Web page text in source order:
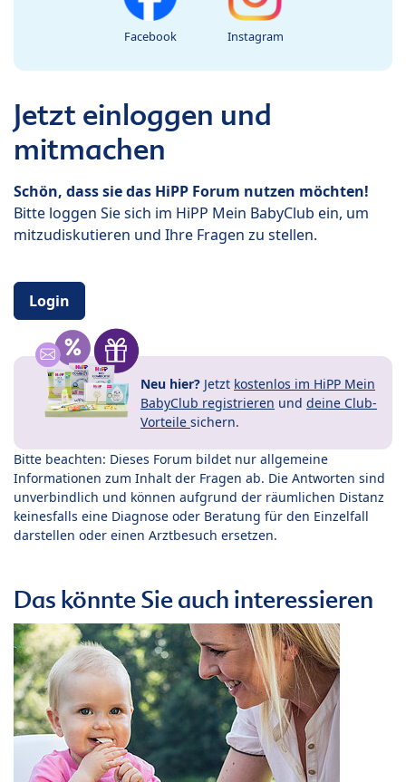
Facebook Instagram
Jetzt einloggen und
mitmachen
Schön, dass sie das HiPP Forum nutzen möchten!
Bitte loggen Sie sich im HiPP Mein BabyClub ein, um
mitzudiskutieren und Ihre Fragen zu stellen.
Login
Neu hier? Jetzt kostenlos im HiPP Mein
BabyClub registrieren und deine Club-
Vorteile sichern.
Bitte beachten: Dieses Forum bildet nur allgemeine
Informationen zum Inhalt der Fragen ab. Die Antworten sind
unverbindlich und können aufgrund der räumlichen Distanz
keinesfalls eine Diagnose oder Beratung für den Einzelfall
darstellen oder einen Arztbesuch ersetzen.
Das könnte Sie auch interessieren